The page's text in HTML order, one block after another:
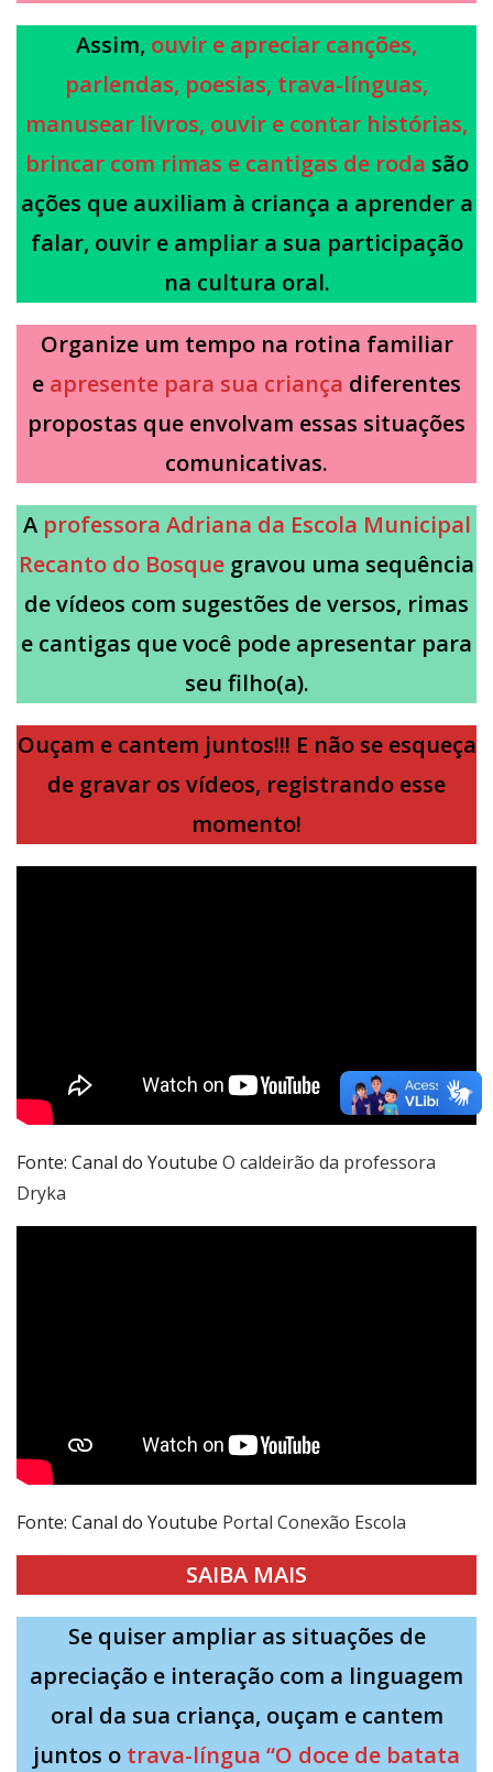
Assim, ouvir e apreciar canções,
parlendas, poesias, trava-línguas,
manusear livros, ouvir e contar histórias,
brincar com rimas e cantigas de roda são
ações que auxiliam à criança a aprender a
falar, ouvir e ampliar a sua participação
na cultura oral.
Organize um tempo na rotina familiar
e apresente para sua criança diferentes
propostas que envolvam essas situações
comunicativas.
A professora Adriana da Escola Municipal
Recanto do Bosque gravou uma sequência
de vídeos com sugestões de versos, rimas
e cantigas que você pode apresentar para
seu filho(a).
Ouçam e cantem juntos!!! E não se esqueça
de gravar os vídeos, registrando esse
momento!
Fonte: Canal do Youtube O caldeirão da professora
Dryka
Fonte: Canal do Youtube Portal Conexão Escola
SAIBA MAIS
Se quiser ampliar as situações de
apreciação e interação com a linguagem
oral da sua criança, ouçam e cantem
juntos o trava-língua “O doce de batata